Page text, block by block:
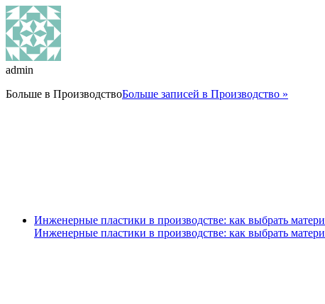
admin
Больше в ПроизводствоБольше записей в Производство »
Инженерные пластики в производстве: как выбрать
Инженерные пластики в производстве: как выбрать